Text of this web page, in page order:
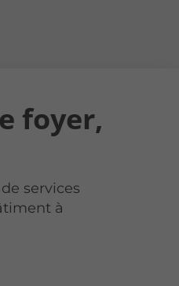
foyer,
services
à